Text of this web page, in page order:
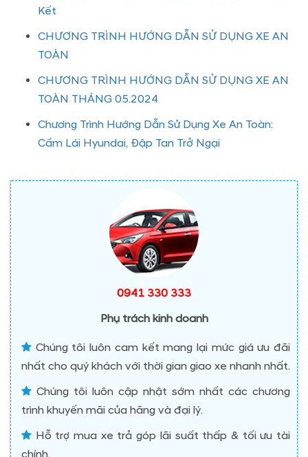
Kết
CHƯƠNG TRÌNH HƯỚNG DẪN SỬ DỤNG XE AN
TOÀN
CHƯƠNG TRÌNH HƯỚNG DẪN SỬ DỤNG XE AN
TOÀN THÁNG 05.2024
Chương Trình Hướng Dẫn Sử Dụng Xe An Toàn:
Cầm Lái Hyundai, Đập Tan Trở Ngại
0941 330 333
Phụ trách kinh doanh
Chúng tôi luôn cam kết mang lại mức giá ưu đãi
nhất cho quý khách với thời gian giao xe nhanh nhất.
Chúng tôi luôn cập nhật sớm nhất các chương
trình khuyến mãi của hãng và đại lý.
Hỗ trợ mua xe trả góp lãi suất thấp & tối ưu tài
chính.